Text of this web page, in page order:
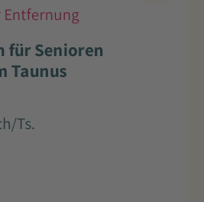
für Senioren
Taunus
Ts.